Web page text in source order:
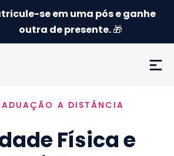
se em uma pós e ganhe
outra de presente.🎁
A DISTÂNCIA
Física e